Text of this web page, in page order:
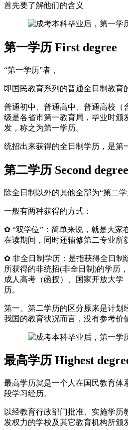
首先要了解他们的含义
第一学历 First degree
“第一学历”者，
即国民教育系列的普通全日制教育
普通初中、普通高中、普通高校（
级是各省市第一教育局，毕业时颁
发，称之为第一学历。
统招出来获得的全日制学历，是第
第二学历 Second degree
除全日制以外的其他全部为“第二学
一般有两种获得的方式：
✿ “双学位”：简单来说，就是大家
在读期间，同时还辅修第二专业所
✿ 非全日制学历：是指获得全日制
所获得的非统招(非全日制)的学历
成人高考（函授）、国家开放大学
历。
第一、第二学历的区分原来是计划
我国的教育状况而言，没有参考价
最高学历 Highest
最高学历就是一个人在国民教育体
段学习经历。
以经教育行政部门批准、实施学历
发权力的学校及其它教育机构所颁